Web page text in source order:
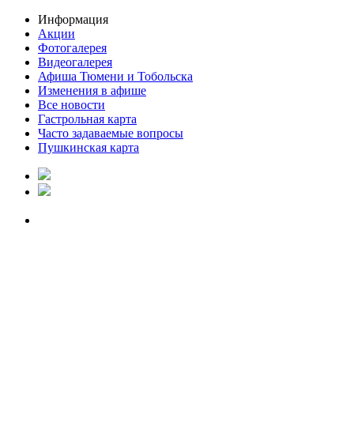
Информация
Акции
Фотогалерея
Видеогалерея
Афиша Тюмени и Тобольска
Изменения в афише
Все новости
Гастрольная карта
Часто задаваемые вопросы
Пушкинская карта